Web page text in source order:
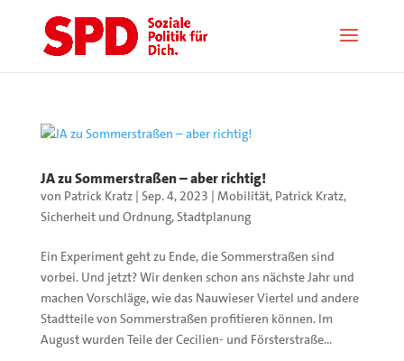
JA zu Sommerstraßen – aber richtig!
von Patrick Kratz| Sep. 4, 2023 | Mobilität, Patrick Kratz,
Sicherheit und Ordnung,Stadtplanung
Ein Experiment geht zu Ende, die Sommerstraßen sind
vorbei. Und jetzt? Wir denken schon ans nächste Jahr und
machen Vorschläge, wie das Nauwieser Viertel und andere
Stadtteile von Sommerstraßen profitieren können. Im
August wurden Teile der Cecilien- und Försterstraße...